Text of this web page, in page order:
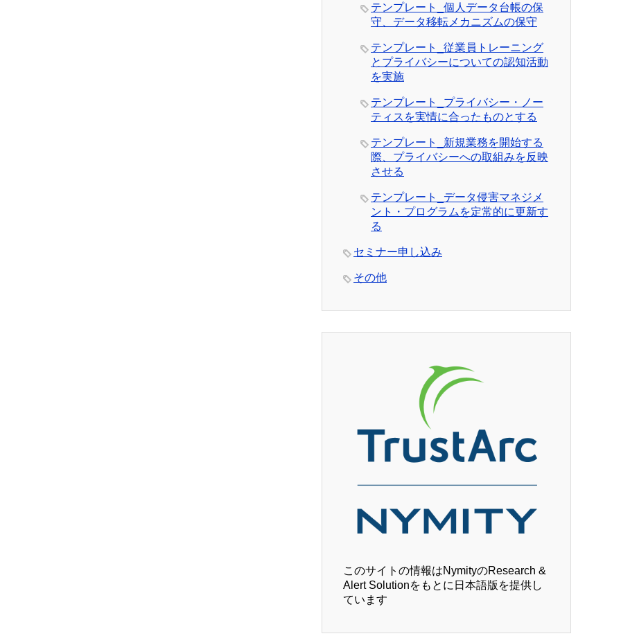
テンプレート_個人データ台帳の保
守、データ移転メカニズムの保守
テンプレート_従業員トレーニング
とプライバシーについての認知活動
を実施
テンプレート_プライバシー・ノー
ティスを実情に合ったものとする
テンプレート_新規業務を開始する
際、プライバシーへの取組みを反映
させる
テンプレート_データ侵害マネジメ
ント・プログラムを定常的に更新す
る
セミナー申し込み
その他
このサイトの情報はNymityのResearch &
Alert Solutionをもとに日本語版を提供し
ています